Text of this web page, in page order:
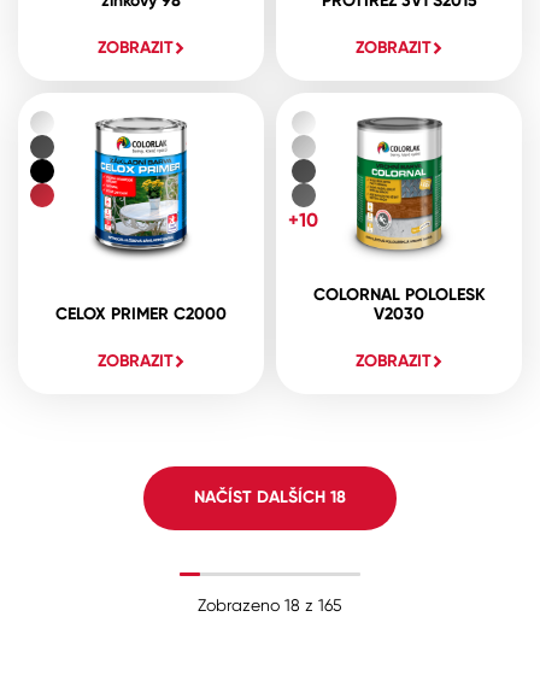
ZOBRAZIT ZOBRAZIT
CELOX PRIMER C2000
ZOBRAZIT
COLORNAL POLOLESK
V2030
ZOBRAZIT
+10
NAČÍST DALŠÍCH 18
Zobrazeno 18 z 165